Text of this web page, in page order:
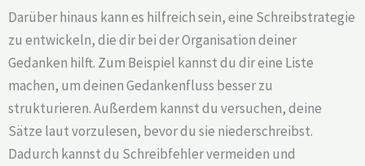
Darüber hinaus kann es hilfreich sein, eine Schreibstrategie
zu entwickeln, die dir bei der Organisation deiner
Gedanken hilft. Zum Beispiel kannst du dir eine Liste
machen, um deinen Gedankenfluss besser zu
strukturieren. Außerdem kannst du versuchen, deine
Sätze laut vorzulesen, bevor du sie niederschreibst.
Dadurch kannst du Schreibfehler vermeiden und